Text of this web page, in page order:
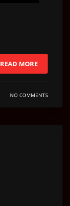
READ MORE
NO COMMENTS